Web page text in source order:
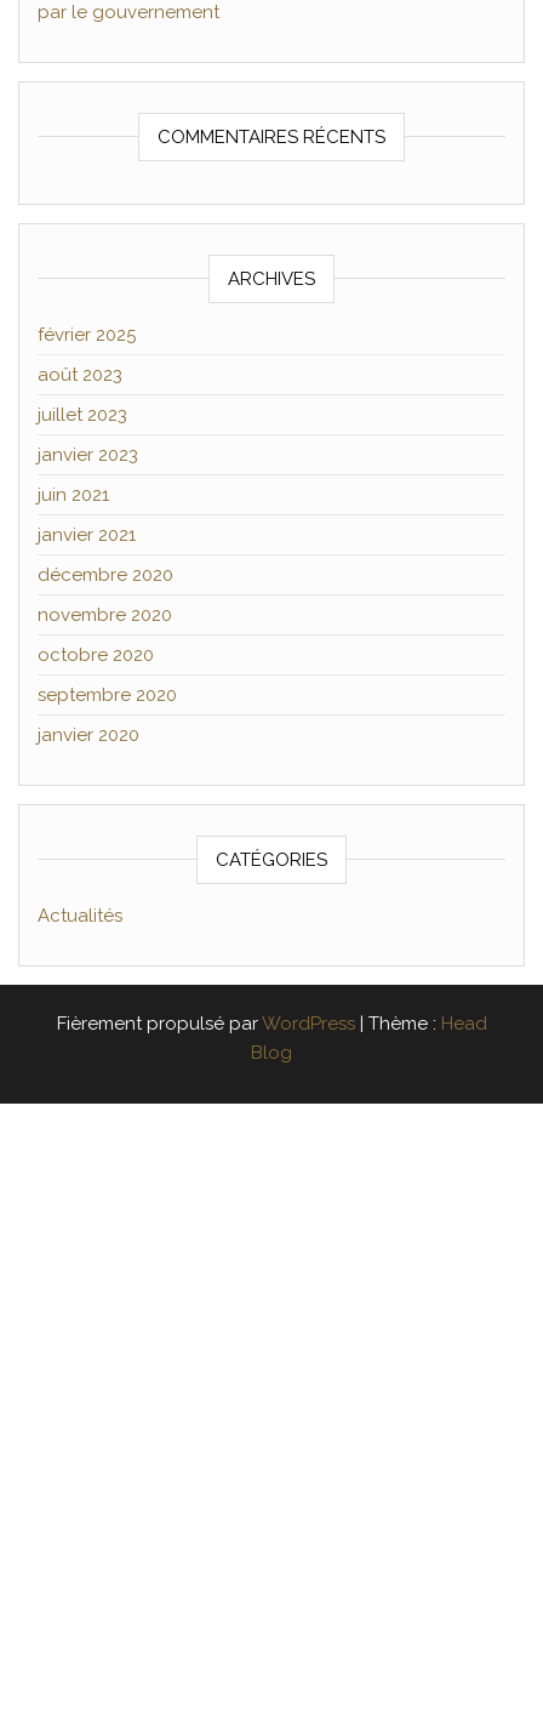
par le gouvernement
COMMENTAIRES RÉCENTS
ARCHIVES
février 2025
août 2023
juillet 2023
janvier 2023
juin 2021
janvier 2021
décembre 2020
novembre 2020
octobre 2020
septembre 2020
janvier 2020
CATÉGORIES
Actualités
Fièrement propulsé parWordPress | Thème : Head
Blog